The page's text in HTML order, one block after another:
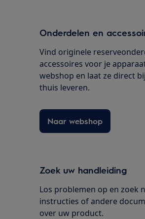
Onderdelen en
Vind originele
accessoires voor je
webshop en laat ze direct
thuis leveren.
Naar webshop
Zoek uw handleiding
Los problemen op en zoek
instructies of andere
over uw product.